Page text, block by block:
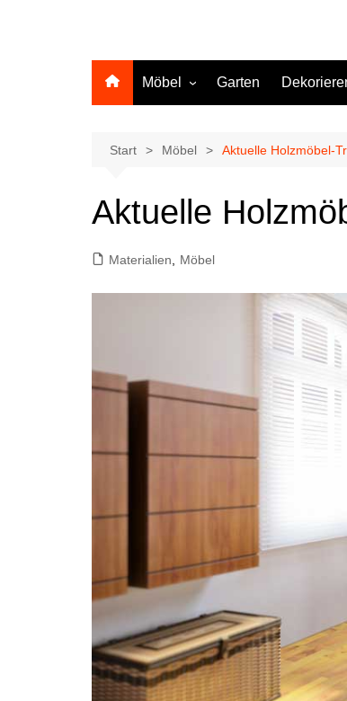
Möbel Garten
Start Möbel Aktuelle Holzmöbel-
Aktuelle
Materialien Möbel